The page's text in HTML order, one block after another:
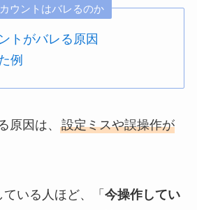
ウントはバレるのか
トがバレる原因
例
原因は、 設定ミスや誤操作が
いる人ほど、「 今操作してい